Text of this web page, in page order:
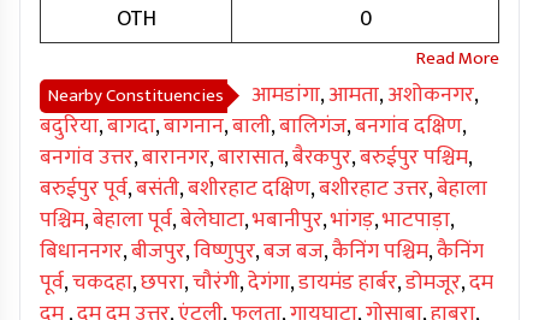
OTH
0
Nearby Constituencies आमडांगा,आमता,अशोकनगर,
बदुरिया,बागदा,बागनान,बाली,बालिगंज,बनगांव दक्षिण,
बनगांव उत्तर,बारानगर,बारासात,बैरकपुर,बरुईपुर पश्चिम,
बरुईपुर पूर्व,बसंती,बशीरहाट दक्षिण,बशीरहाट उत्तर,बेहाला
पश्चिम,बेहाला पूर्व,बेलेघाटा,भबानीपुर,भांगड़,भाटपाड़ा,
बिधाननगर,बीजपुर,विष्णुपुर,बज बज,कैनिंग पश्चिम,कैनिंग
पूर्व,चकदहा,छपरा,चौरंगी,देगंगा,डायमंड हार्बर,डोमजूर,दम